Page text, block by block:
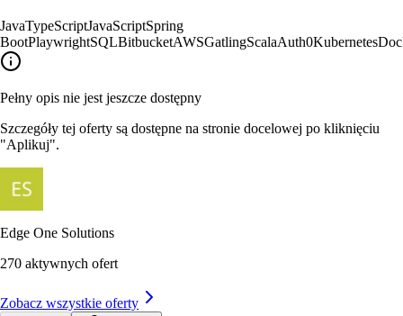
JavaTypeScriptJavaScriptSpring
BootPlaywrightSQLBitbucketAWSGatlingScalaAuth0Kubernetes
Pełny opis nie jest jeszcze dostępny
Szczegóły tej oferty są dostępne na stronie docelowej po kliknięciu
"Aplikuj".
Edge One Solutions
270 aktywnych ofert
Zobacz wszystkie oferty